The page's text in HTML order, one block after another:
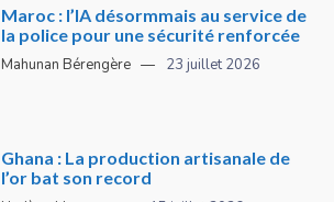
Maroc : l’IA désormmais au service de
la police pour une sécurité renforcée
Mahunan Bérengère 23 juillet 2026
Ghana : La production artisanale de
l’or bat son record